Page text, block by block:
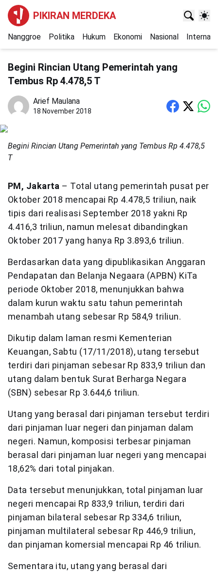
PIKIRAN MERDEKA
Nanggroe Politika Hukum Ekonomi Nasional
Begini Rincian Utang Pemerintah yang
Tembus Rp 4.478,5 T
Arief Maulana
18 November 2018
Begini Rincian Utang Pemerintah yang Tembus Rp 4.478,5
T
PM, Jakarta – Total utang pemerintah pusat per
Oktober 2018 mencapai Rp 4.478,5 triliun, naik
tipis dari realisasi September 2018 yakni Rp
4.416,3 triliun, namun melesat dibandingkan
Oktober 2017 yang hanya Rp 3.893,6 triliun.
Berdasarkan data yang dipublikasikan Anggaran
Pendapatan dan Belanja Negaara (APBN) KiTa
periode Oktober 2018, menunjukkan bahwa
dalam kurun waktu satu tahun pemerintah
menambah utang sebesar Rp 584,9 triliun.
Dikutip dalam laman resmi Kementerian
Keuangan, Sabtu (17/11/2018), utang tersebut
terdiri dari pinjaman sebesar Rp 833,9 triliun dan
utang dalam bentuk Surat Berharga Negara
(SBN) sebesar Rp 3.644,6 triliun.
Utang yang berasal dari pinjaman tersebut terdiri
dari pinjaman luar negeri dan pinjaman dalam
negeri. Namun, komposisi terbesar pinjaman
berasal dari pinjaman luar negeri yang mencapai
18,62% dari total pinjakan.
Data tersebut menunjukkan, total pinjaman luar
negeri mencapai Rp 833,9 triliun, terdiri dari
pinjaman bilateral sebesar Rp 334,6 triliun,
pinjaman multilateral sebesar Rp 446,9 triliun,
dan pinjaman komersial mencapai Rp 46 triliun.
Sementara itu, utang yang berasal dari